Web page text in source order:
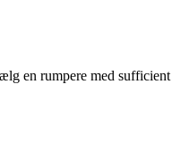
en rumpere med sufficient